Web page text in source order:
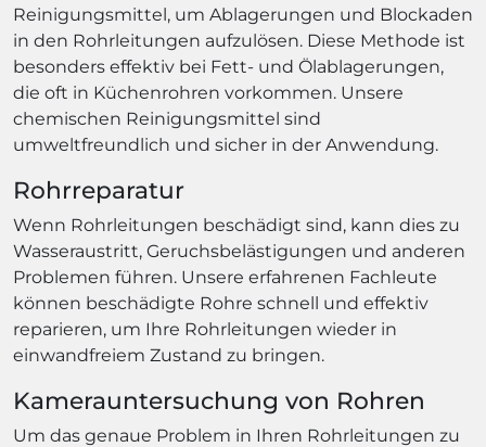
Reinigungsmittel, um Ablagerungen und Blockaden
in den Rohrleitungen aufzulösen. Diese Methode ist
besonders effektiv bei Fett- und Ölablagerungen,
die oft in Küchenrohren vorkommen. Unsere
chemischen Reinigungsmittel sind
umweltfreundlich und sicher in der Anwendung.
Rohrreparatur
Wenn Rohrleitungen beschädigt sind, kann dies zu
Wasseraustritt, Geruchsbelästigungen und anderen
Problemen führen. Unsere erfahrenen Fachleute
können beschädigte Rohre schnell und effektiv
reparieren, um Ihre Rohrleitungen wieder in
einwandfreiem Zustand zu bringen.
Kamerauntersuchung von Rohren
Um das genaue Problem in Ihren Rohrleitungen zu